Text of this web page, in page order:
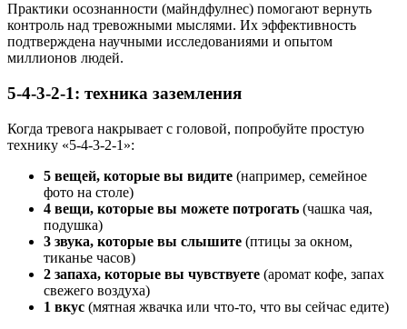
Практики осознанности (майндфулнес) помогают вернуть
контроль над тревожными мыслями. Их эффективность
подтверждена научными исследованиями и опытом
миллионов людей.
5-4-3-2-1: техника заземления
Когда тревога накрывает с головой, попробуйте простую
технику «5-4-3-2-1»:
5 вещей, которые вы видите (например, семейное
фото на столе)
4 вещи, которые вы можете потрогать (чашка чая,
подушка)
3 звука, которые вы слышите (птицы за окном,
тиканье часов)
2 запаха, которые вы чувствуете (аромат кофе, запах
свежего воздуха)
1 вкус (мятная жвачка или что-то, что вы сейчас едите)